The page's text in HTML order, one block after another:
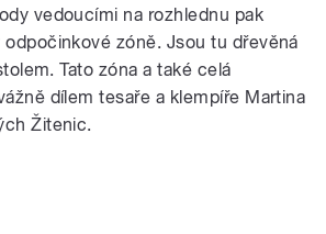
vedoucími na rozhlednu pak
zóně. Jsou tu dřevěná
Tato zóna a také celá
dílem tesaře a klempíře Martina
Žitenic.